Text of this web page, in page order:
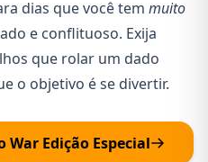
dias que você tem muito
e conflituoso. Exija
que rolar um dado
o objetivo é se divertir.
War Edição Especial